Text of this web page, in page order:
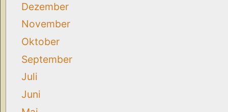
Dezember
November
Oktober
September
Juli
Juni